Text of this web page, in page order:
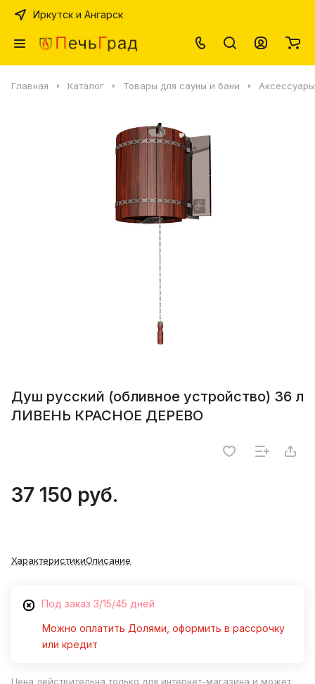
Иркутск и Ангарск
Главная Каталог Товары для сауны и бани
Душ русский (обливное устройство) 36 л
ЛИВЕНЬ КРАСНОЕ ДЕРЕВО
37 150 руб.
ХарактеристикиОписание
Под заказ 3/15/45 дней
Можно оплатить Долями, оформить в рассрочку
или кредит
Цена действительна только для интернет-магазина и может